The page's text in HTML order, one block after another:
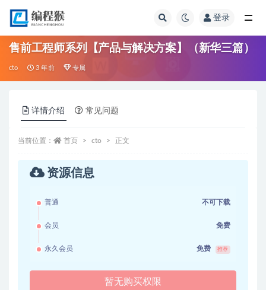
登录
售前工程师系列【产品与解决方案】（新华三篇）
cto 3 年前 专属
详情介绍 常见问题
当前位置： 首页 cto 正文
资源信息
普通 不可下载
会员 免费
永久会员 免费 推荐
暂无购买权限